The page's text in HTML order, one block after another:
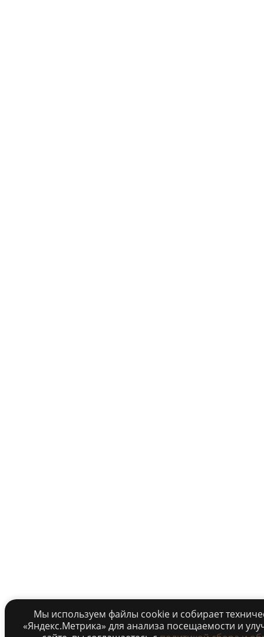
Мы используем файлы cookie и собирает
«Яндекс.Метрика» для анализа посещаемости и